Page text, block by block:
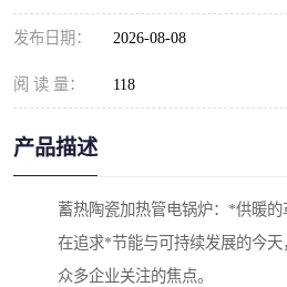
发布日期： 2026-08-08
阅 读 量： 118
产品描述
蓄热陶瓷加热管电锅炉：*供暖的
在追求*节能与可持续发展的今
众多企业关注的焦点。